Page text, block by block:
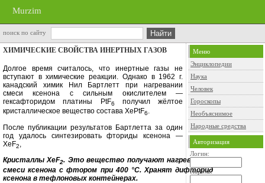
Murzim
поиск по сайту
ХИМИЧЕСКИЕ СВОЙСТВА ИНЕРТНЫХ ГАЗОВ
Долгое время считалось, что инерт­ные газы не
вступают в химические реакции. Однако в 1962 г.
канадский химик Нил Бартлетт при нагревании
смеси ксенона с сильным окислите­лем —
гексафторидом платины
PtF6 получил жёлтое
кристаллическое ве­щество состава XePtF6.
После публикации результатов Бартлетта за один
год удалось синте­зировать фториды ксенона —
XeF2
КристаллыXeF2. Это вещество получают нагреванием
смеси ксенона с фтором при 400 °C. Хранят дифторид
ксенона в тефлоновых контейнерах.
Меню
Энциклопедии
Наука
Человек
Гороскопы
Необъяснимое
Народные средства
Авторизация
Логин:
Пароль: